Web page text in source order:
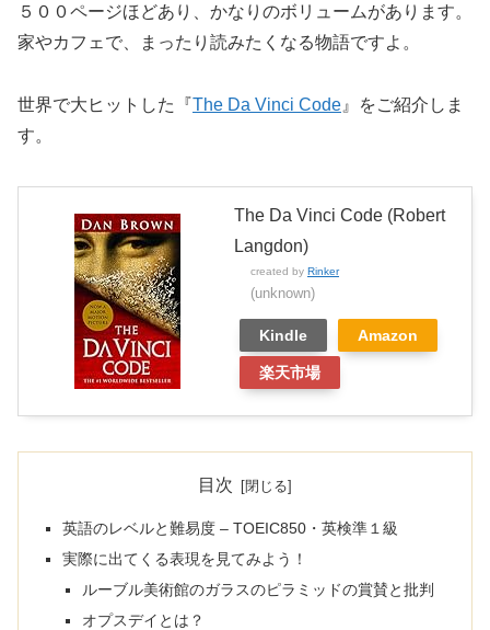
５００ページほどあり、かなりのボリュームがあります。
家やカフェで、まったり読みたくなる物語ですよ。
世界で大ヒットした『The Da Vinci Code 』をご紹介しま
す。
The Da Vinci Code (Robert
Langdon)
created by Rinker
(unknown)
Kindle Amazon
楽天市場
目次
英語のレベルと難易度 – TOEIC850・英検準１級
実際に出てくる表現を見てみよう！
ルーブル美術館のガラスのピラミッドの賞賛と批判
オプスデイとは？